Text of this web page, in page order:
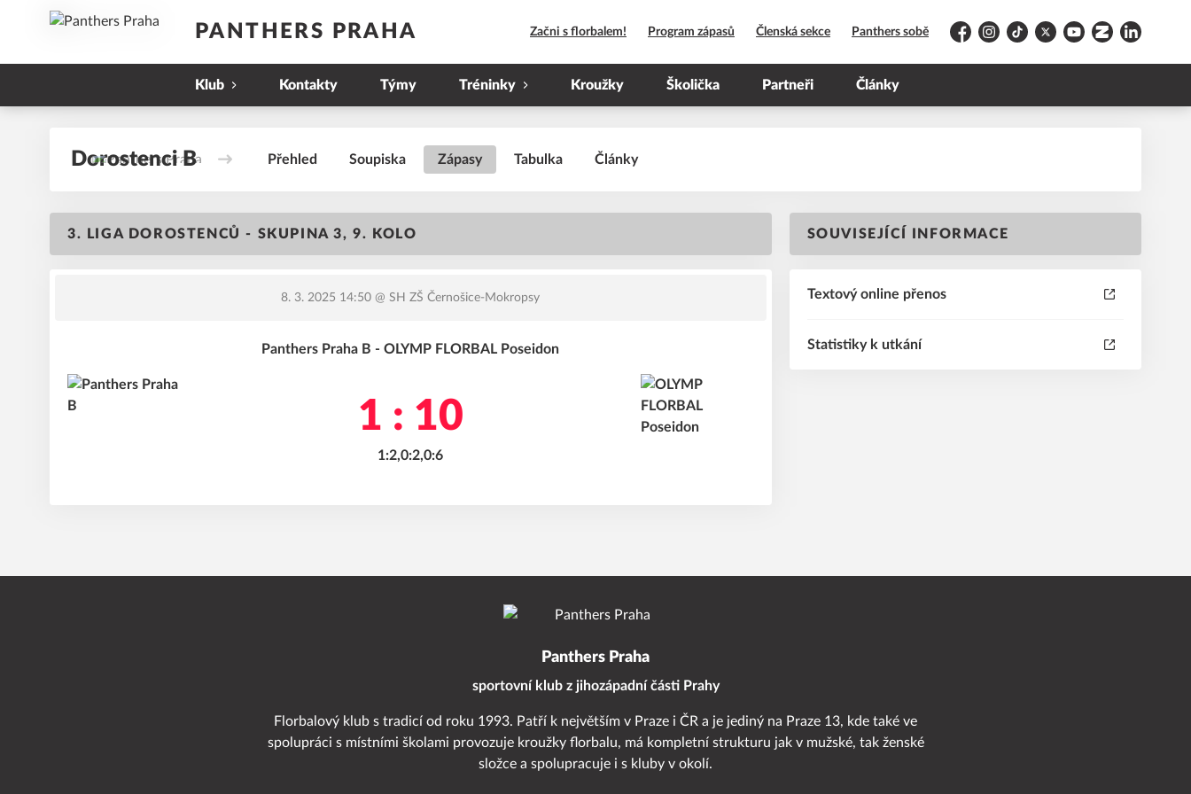
PANTHERS PRAHA Začni s florbalem! Program zápasů Členská sekce Panthers sobě
FacebookInstagram
TikTokPlatform X
YouTubeZoneramaLinkedIn
Klub Kontakty Týmy Tréninky Kroužky Školička Partneři Články
Dorostenci B Přehled Soupiska Zápasy Tabulka Články
3. LIGA DOROSTENCŮ - SKUPINA 3, 9. KOLO
8. 3. 2025 14:50 @ SH ZŠ Černošice-Mokropsy
Panthers Praha B - OLYMP FLORBAL Poseidon
1 : 10
1:2,0:2,0:6
SOUVISEJÍCÍ INFORMACE
Textový online přenos
Statistiky k utkání
Panthers Praha
sportovní klub z jihozápadní části Prahy
Florbalový klub s tradicí od roku 1993. Patří k největším v Praze i ČR a je jediný na Praze 13, kde také ve
spolupráci s místními školami provozuje kroužky florbalu, má kompletní strukturu jak v mužské, tak ženské
složce a spolupracuje i s kluby v okolí.